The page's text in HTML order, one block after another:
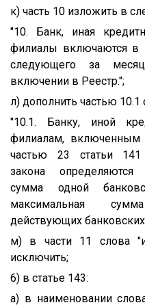
к) часть 10 изложить в
"10. Банк, иная
филиалы включаются в
следующего за
включении в Реестр.";
л) дополнить частью
"10.1. Банку, иной
филиалам, включенным
частью 23 статьи 141
закона определяются
сумма одной
максимальная
действующих банковских
м) в части 11 слова
исключить;
6) в статье 143:
а) в наименовании